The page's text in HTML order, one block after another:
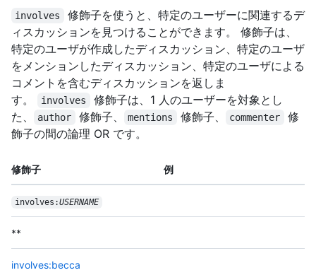
involves
修飾子を使うと、特定のユーザーに関連するデ
ィスカッションを見つけることができます。 修飾子は、
特定のユーザが作成したディスカッション、特定のユーザ
をメンションしたディスカッション、特定のユーザによる
コメントを含むディスカッションを返しま
す。
involves
修飾子は、1 人のユーザーを対象とし
た、
author 修飾子、 mentions 修飾子、 commenter
修
飾子の間の論理 OR です。
修飾子 例
involves:USERNAME
**
involves:becca